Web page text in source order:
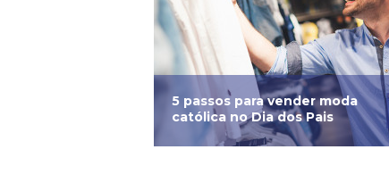
5 passos para vender moda
católica no Dia dos Pais